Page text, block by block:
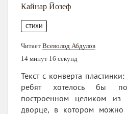
Кайнар Йозеф
СТИХИ
Читает Всеволод Абдулов
14 минут 16 секунд
Текст с конверта
ребят хотелось бы
построенном целиком из
дворце, в котором можно